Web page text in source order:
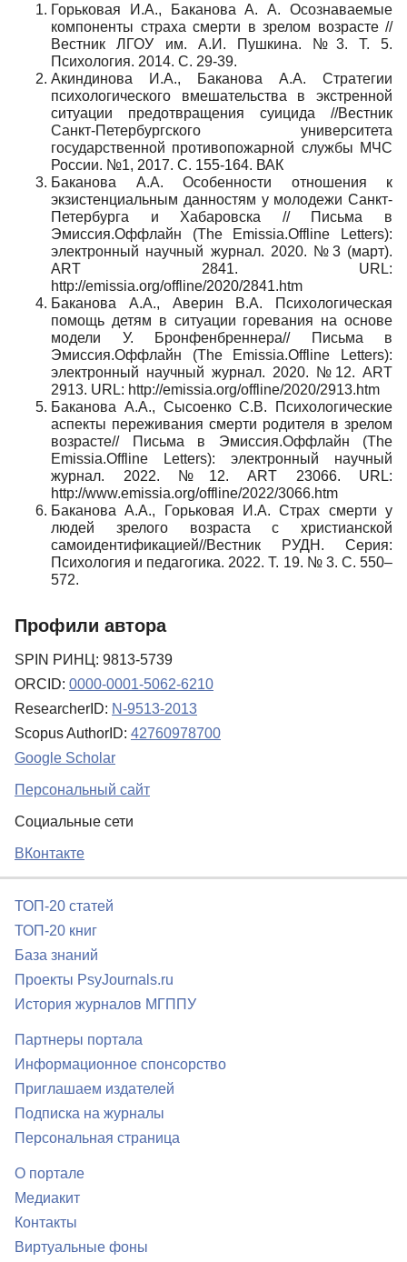
Горьковая И.А., Баканова А. А. Осознаваемые
компоненты страха смерти в зрелом возрасте //
Вестник ЛГОУ им. А.И. Пушкина. №3. Т. 5.
Психология. 2014. С. 29-39.
Акиндинова И.А., Баканова А.А. Стратегии
психологического вмешательства в экстренной
ситуации предотвращения суицида //Вестник
Санкт-Петербургского университета
государственной противопожарной службы МЧС
России. №1, 2017. С. 155-164. ВАК
Баканова А.А. Особенности отношения к
экзистенциальным данностям у молодежи Санкт-
Петербурга и Хабаровска // Письма в
Эмиссия.Оффлайн (The Emissia.Offline Letters):
электронный научный журнал. 2020. №3 (март).
ART 2841. URL:
http://emissia.org/offline/2020/2841.htm
Баканова А.А., Аверин В.А. Психологическая
помощь детям в ситуации горевания на основе
модели У. Бронфенбреннера// Письма в
Эмиссия.Оффлайн (The Emissia.Offline Letters):
электронный научный журнал. 2020. №12. ART
2913. URL: http://emissia.org/offline/2020/2913.htm
Баканова А.А., Сысоенко С.В. Психологические
аспекты переживания смерти родителя в зрелом
возрасте// Письма в Эмиссия.Оффлайн (The
Emissia.Offline Letters): электронный научный
журнал. 2022. №12. ART 23066. URL:
http://www.emissia.org/offline/2022/3066.htm
Баканова А.А., Горьковая И.А. Страх смерти у
людей зрелого возраста с христианской
самоидентификацией//Вестник РУДН. Серия:
Психология и педагогика. 2022. Т. 19. № 3. С. 550–
572.
Профили автора
SPIN РИНЦ: 9813-5739
ORCID: 0000-0001-5062-6210
ResearcherID: N-9513-2013
Scopus AuthorID: 42760978700
Google Scholar
Персональный сайт
Социальные сети
ВКонтакте
ТОП-20 статей
ТОП-20 книг
База знаний
Проекты PsyJournals.ru
История журналов МГППУ
Партнеры портала
Информационное спонсорство
Приглашаем издателей
Подписка на журналы
Персональная страница
О портале
Медиакит
Контакты
Виртуальные фоны